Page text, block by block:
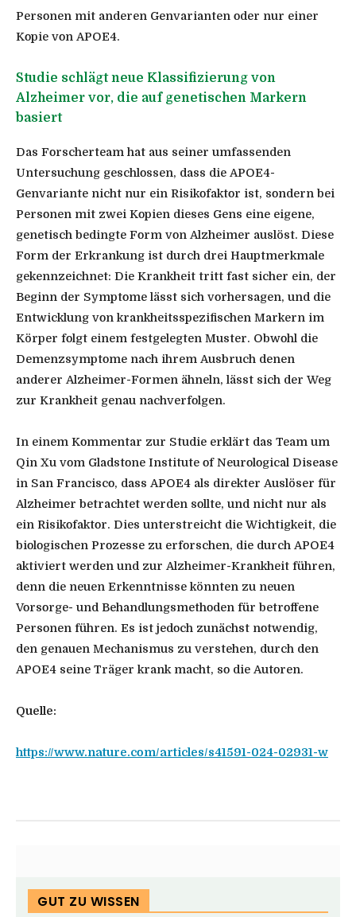
Personen mit anderen Genvarianten oder nur einer
Kopie von APOE4.
Studie schlägt neue Klassifizierung von
Alzheimer vor, die auf genetischen Markern
basiert
Das Forscherteam hat aus seiner umfassenden
Untersuchung geschlossen, dass die APOE4-
Genvariante nicht nur ein Risikofaktor ist, sondern bei
Personen mit zwei Kopien dieses Gens eine eigene,
genetisch bedingte Form von Alzheimer auslöst. Diese
Form der Erkrankung ist durch drei Hauptmerkmale
gekennzeichnet: Die Krankheit tritt fast sicher ein, der
Beginn der Symptome lässt sich vorhersagen, und die
Entwicklung von krankheitsspezifischen Markern im
Körper folgt einem festgelegten Muster. Obwohl die
Demenzsymptome nach ihrem Ausbruch denen
anderer Alzheimer-Formen ähneln, lässt sich der Weg
zur Krankheit genau nachverfolgen.
In einem Kommentar zur Studie erklärt das Team um
Qin Xu vom Gladstone Institute of Neurological Disease
in San Francisco, dass APOE4 als direkter Auslöser für
Alzheimer betrachtet werden sollte, und nicht nur als
ein Risikofaktor. Dies unterstreicht die Wichtigkeit, die
biologischen Prozesse zu erforschen, die durch APOE4
aktiviert werden und zur Alzheimer-Krankheit führen,
denn die neuen Erkenntnisse könnten zu neuen
Vorsorge- und Behandlungsmethoden für betroffene
Personen führen. Es ist jedoch zunächst notwendig,
den genauen Mechanismus zu verstehen, durch den
APOE4 seine Träger krank macht, so die Autoren.
Quelle:
https://www.nature.com/articles/s41591-024-02931-w
GUT ZU WISSEN